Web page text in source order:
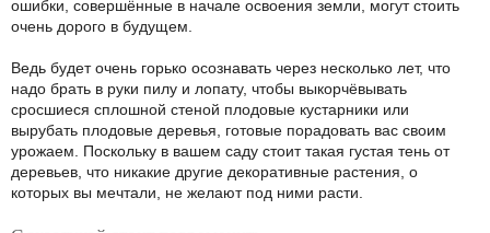
ошибки, совершённые в начале освоения земли, могут стоить
очень дорого в будущем.
Ведь будет очень горько осознавать через несколько лет, что
надо брать в руки пилу и лопату, чтобы выкорчёвывать
сросшиеся сплошной стеной плодовые кустарники или
вырубать плодовые деревья, готовые порадовать вас своим
урожаем. Поскольку в вашем саду стоит такая густая тень от
деревьев, что никакие другие декоративные растения, о
которых вы мечтали, не желают под ними расти.